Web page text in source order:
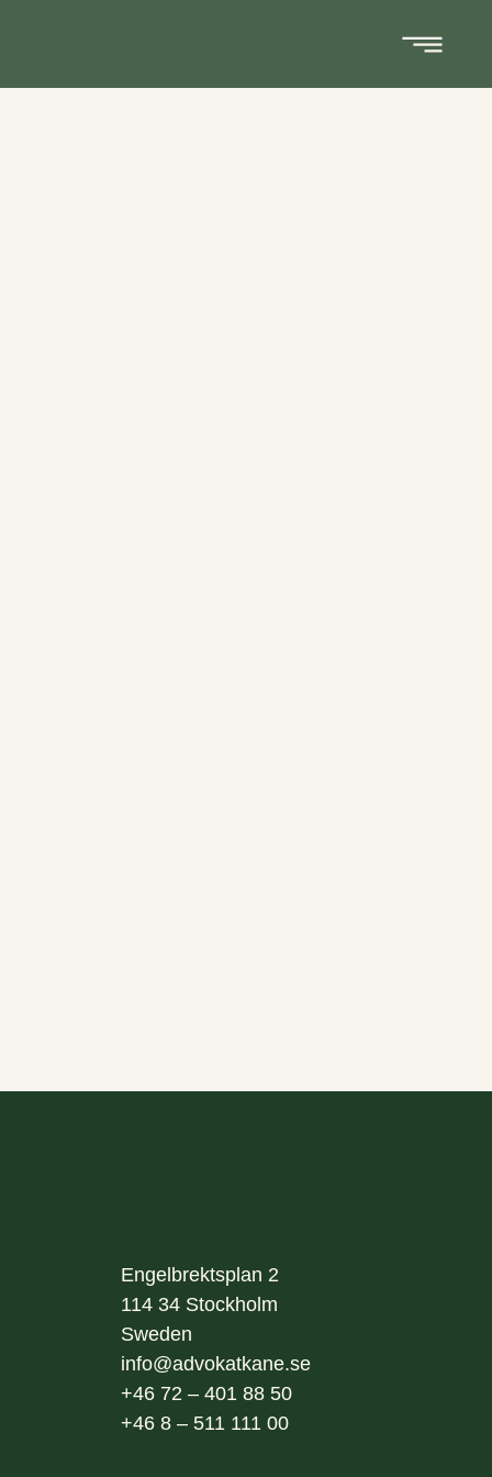
Engelbrektsplan 2
114 34 Stockholm
Sweden
info@advokatkane.se
+46 72 – 401 88 50
+46 8 – 511 111 00